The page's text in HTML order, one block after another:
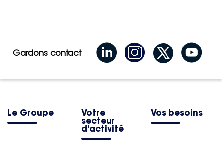
Gardons contact
Le Groupe Votre
secteur
d'activité
Vos besoins